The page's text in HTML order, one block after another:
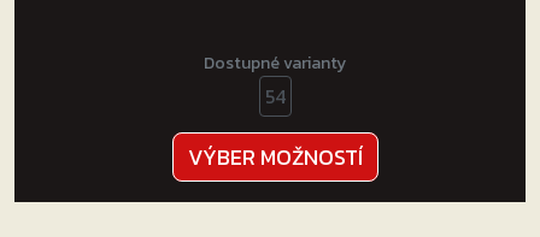
Dostupné varianty
54
VÝBER MOŽNOSTÍ
produkt